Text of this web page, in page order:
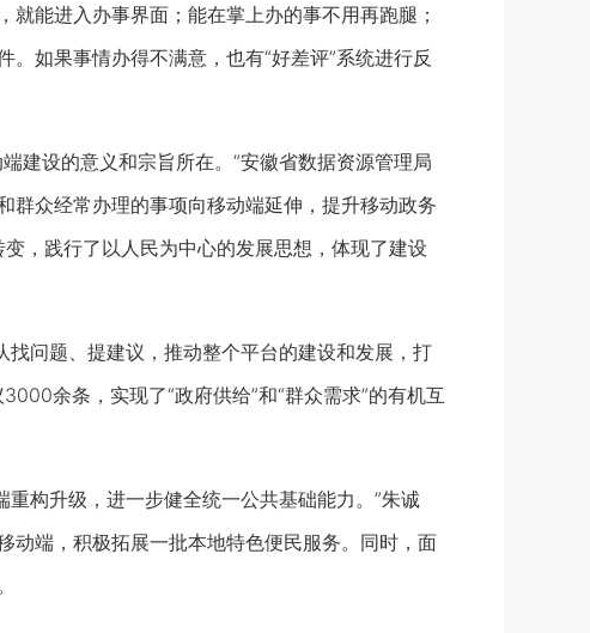
能进入办事界面；能在掌上办的事不用再跑腿；
如果事情办得不满意，也有“好差评”系统进行反
设的意义和宗旨所在。”安徽省数据资源管理局
群众经常办理的事项向移动端延伸，提升移动政务
，践行了以人民为中心的发展思想，体现了建设
问题、提建议，推动整个平台的建设和发展，打
余条，实现了“政府供给”和“群众需求”的有机互
构升级，进一步健全统一公共基础能力。”朱诚
动端，积极拓展一批本地特色便民服务。同时，面